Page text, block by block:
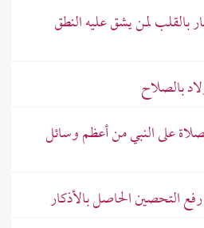
بالقلب لمن يشق عليه النطق
بالصلاح
على النبي من أعظم وسائل
التحصين الحاصل بالأذكار